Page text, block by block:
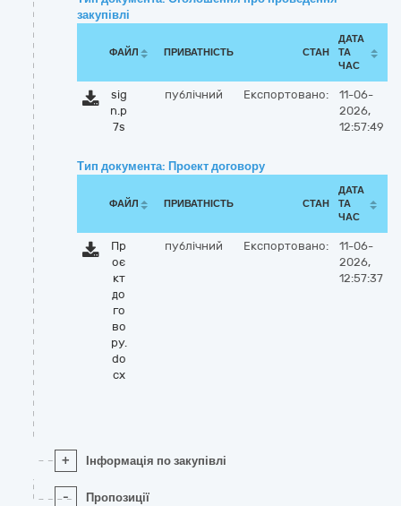
закупівлі
ФАЙЛ ПРИВАТНІСТЬ СТАН
ДАТА
ТА
ЧАС
sig
n.p
7s
публічний Експортовано:
11-06-
2026,
12:57:49
Тип документа: Проект договору
ФАЙЛ ПРИВАТНІСТЬ СТАН
ДАТА
ТА
ЧАС
Пр
оє
кт
до
го
во
ру.
do
cx
публічний Експортовано:
11-06-
2026,
12:57:37
+ Інформація по закупівлі
- Пропозиції